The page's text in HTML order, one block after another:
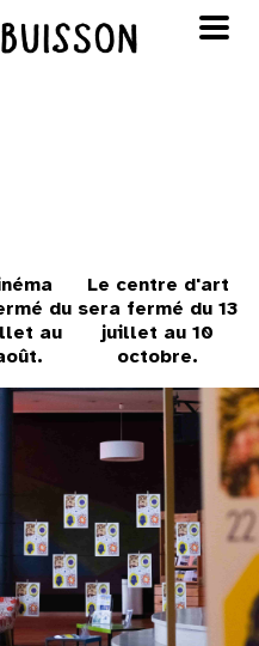
du
au
Le centre d'art
sera fermé du 13
juillet au 10
octobre.
14 15 16
21 22 23
30